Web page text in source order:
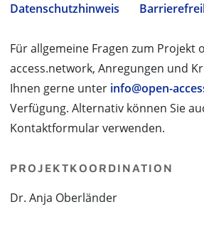
Datenschutzhinweis
Für allgemeine Fragen zum Projekt
access.network, Anregungen und
Ihnen gerne unter info@open-
Verfügung. Alternativ können Sie
Kontaktformular verwenden.
PROJEKTKOORDINATION
Dr. Anja Oberländer